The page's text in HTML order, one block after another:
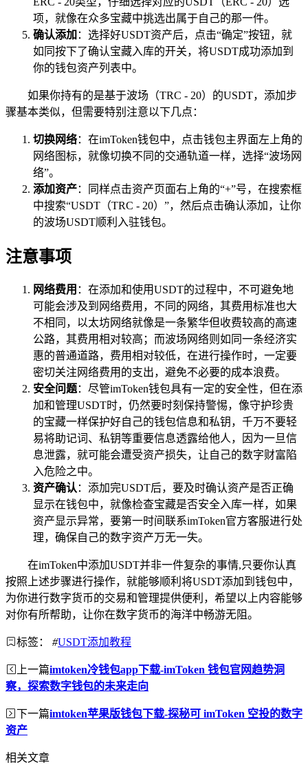
项，就像在众多宝藏中挑选出属于自己的那一件。
确认添加 ：选择好USDT资产后，点击“确定”按钮，就
如同按下了确认宝藏入库的开关，将USDT成功添加到
你的钱包资产列表中。
如果你持有的是基于波场（TRC - 20）的USDT，添加步
骤基本类似，但需要特别注意以下几点：
切换网络：在imToken钱包中，点击钱包主界面左上角的
网络图标，就像切换不同的交通轨道一样，选择“波场网
络”。
添加资产：同样点击资产页面右上角的“+”号，在搜索框
中搜索“USDT（TRC - 20）”，然后点击确认添加，让你
的波场USDT顺利入驻钱包。
注意事项
网络费用 ：在添加和使用USDT的过程中，不可避免地
可能会涉及到网络费用，不同的网络，其费用标准也大
不相同，以太坊网络就像是一条繁华但收费较高的高速
公路，其费用相对较高；而波场网络则如同一条经济实
惠的普通道路，费用相对较低，在进行操作时，一定要
密切关注网络费用的支出，避免不必要的成本浪费。
安全问题：尽管imToken钱包具有一定的安全性，但在添
加和管理USDT时，仍然要时刻保持警惕，像守护珍贵
的宝藏一样保护好自己的钱包信息和私钥，千万不要轻
易将助记词、私钥等重要信息透露给他人，因为一旦信
息泄露，就可能会遭受资产损失，让自己的数字财富陷
入危险之中。
资产确认：添加完USDT后，要及时确认资产是否正确
显示在钱包中，就像检查宝藏是否安全入库一样，如果
资产显示异常，要第一时间联系imToken官方客服进行处
理，确保自己的数字资产万无一失。
在imToken中添加USDT并非一件复杂的事情,只要你认真
按照上述步骤进行操作，就能够顺利将USDT添加到钱包中，
为你进行数字货币的交易和管理提供便利，希望以上内容能够
对你有所帮助，让你在数字货币的海洋中畅游无阻。
标签： #USDT添加教程
上一篇imtoken冷钱包app下载-imToken 钱包官网趋势洞
察，探索数字钱包的未来走向
下一篇imtoken苹果版钱包下载-探秘可 imToken 空投的数字
资产
相关文章